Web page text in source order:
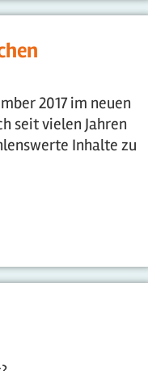
2017 im neuen
seit vielen Jahren
Inhalte zu